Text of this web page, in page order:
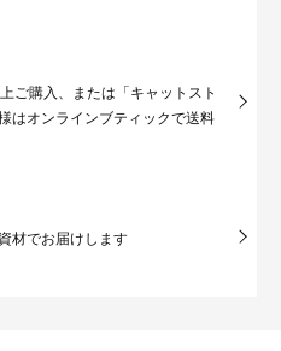
ご購入、または「キャットスト
はオンラインブティックで送料
材でお届けします